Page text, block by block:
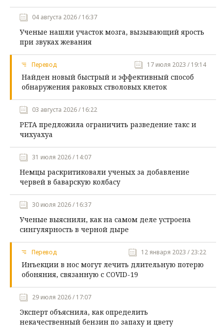
04 августа 2026 / 16:37
Ученые нашли участок мозга, вызывающий ярость
при звуках жевания
Перевод 17 июля 2023 / 19:14
Найден новый быстрый и эффективный способ
обнаружения раковых стволовых клеток
03 августа 2026 / 16:22
PETA предложила ограничить разведение такс и
чихуахуа
31 июля 2026 / 14:07
Немцы раскритиковали ученых за добавление
червей в баварскую колбасу
30 июля 2026 / 16:37
Ученые выяснили, как на самом деле устроена
сингулярность в черной дыре
Перевод 12 января 2023 / 23:22
Инъекции в нос могут лечить длительную потерю
обоняния, связанную с COVID-19
29 июля 2026 / 17:07
Эксперт объяснила, как определить
некачественный бензин по запаху и цвету